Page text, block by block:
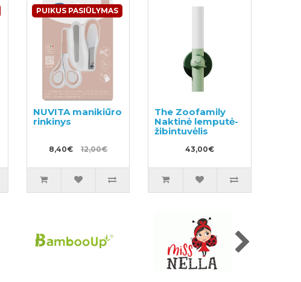
PUIKUS PASIŪLYMAS
NUVITA manikiūro
rinkinys
8,40€ 12,00€
The Zoofamily
Naktinė lemputė-
žibintuvėlis
43,00€